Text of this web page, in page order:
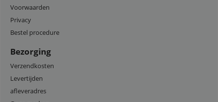
Voorwaarden
Privacy
Bestel procedure
Bezorging
Verzendkosten
Levertijden
afleveradres